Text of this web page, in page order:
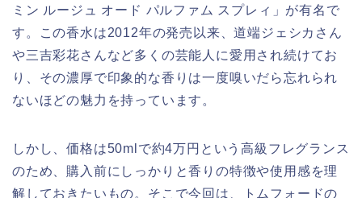
ミン ルージュ オード パルファム スプレィ」が有名で
す。この香水は2012年の発売以来、道端ジェシカさん
や三吉彩花さんなど多くの芸能人に愛用され続けてお
り、その濃厚で印象的な香りは一度嗅いだら忘れられ
ないほどの魅力を持っています。
しかし、価格は50mlで約4万円という高級フレグランス
のため、購入前にしっかりと香りの特徴や使用感を理
解しておきたいもの。そこで今回は、トムフォードの